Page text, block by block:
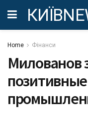
Home Фінанси
Милованов